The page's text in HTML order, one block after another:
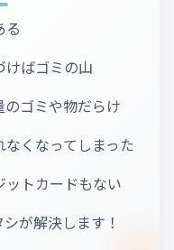
る
けばゴミの山
のゴミや物だらけ
なくなってしまった
ットカードもない
が解決します！